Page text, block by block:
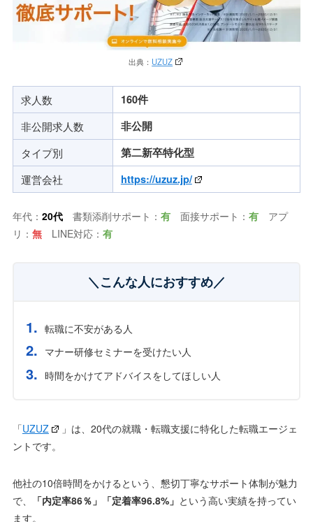
出典： UZUZ
求人数 160件
非公開求人数 非公開
タイプ別 第二新卒特化型
運営会社 https://uzuz.jp/
年代： 20代書類添削サポート： 有面接サポート： 有アプ
リ： 無LINE対応： 有
＼こんな人におすすめ／
転職に不安がある人
マナー研修セミナーを受けたい人
時間をかけてアドバイスをしてほしい人
「UZUZ
」は、20代の就職・転職支援に特化した転職エージェ
ントです。
他社の10倍時間をかけるという、懇切丁寧なサポート体制が魅力
で、
「内定率86％」「定着率96.8%」 という高い実績を持ってい
ます。